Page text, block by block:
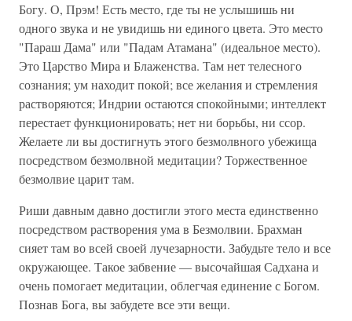
Богу. О, Прэм! Есть место, где ты не услышишь ни
одного звука и не увидишь ни единого цвета. Это место
"Параш Дама" или "Падам Атамана" (идеальное место).
Это Царство Мира и Блаженства. Там нет телесного
сознания; ум находит покой; все желания и стремления
растворяются; Индрии остаются спокойными; интеллект
перестает функционировать; нет ни борьбы, ни ссор.
Желаете ли вы достигнуть этого безмолвного убежища
посредством безмолвной медитации? Торжественное
безмолвие царит там.
Риши давным давно достигли этого места единственно
посредством растворения ума в Безмолвии. Брахман
сияет там во всей своей лучезарности. Забудьте тело и все
окружающее. Такое забвение — высочайшая Садхана и
очень помогает медитации, облегчая единение с Богом.
Познав Бога, вы забудете все эти вещи.